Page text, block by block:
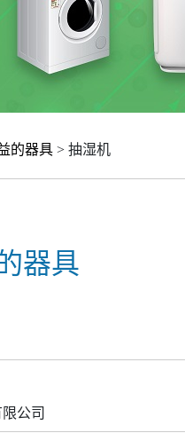
的器具 > 抽湿机
器具
公司